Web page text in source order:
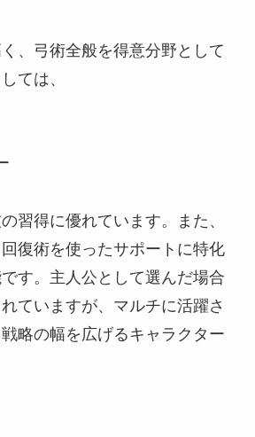
、弓術全般を得意分野として
ては、
習得に優れています。また、
復術を使ったサポートに特化
す。主人公として選んだ場合
ていますが、マルチに活躍さ
略の幅を広げるキャラクター